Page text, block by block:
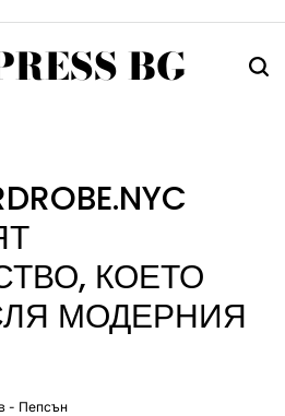
BG
КОЕТО
МОДЕРНИЯ
- Пепсън